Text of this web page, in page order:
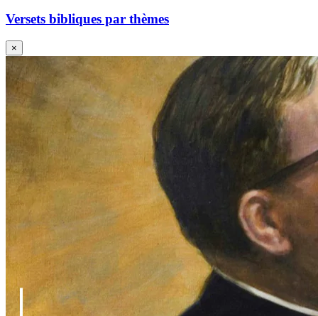
Versets bibliques par thèmes
×